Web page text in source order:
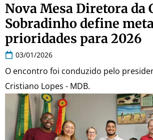
Nova Mesa Diretora da
Sobradinho define
prioridades para 2026
03/01/2026
O encontro foi conduzido pelo
Cristiano Lopes - MDB.